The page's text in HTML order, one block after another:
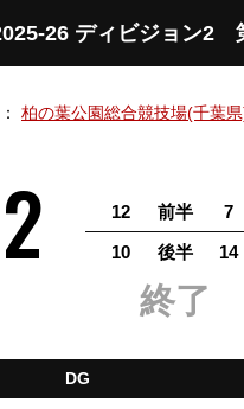
26 ディビジョン2
柏の葉公園総合競技場(千葉
12 前半
7
10
後半 14
DG